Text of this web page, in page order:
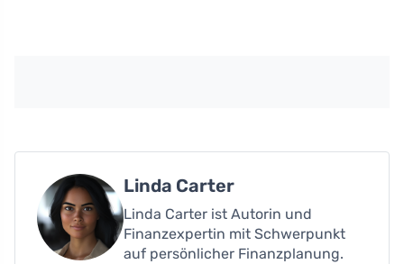
Linda Carter
Linda Carter ist Autorin und
Finanzexpertin mit Schwerpunkt
auf persönlicher Finanzplanung.